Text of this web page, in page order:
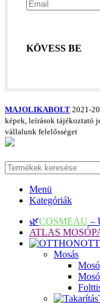
KÖVESS BE
MAJOLIKABOLT 2021-
képek, leírások tájékoztató
vállalunk felelősséget
Menü
Kategóriák
🌿COSMEAU –
ATLAS
Mosás